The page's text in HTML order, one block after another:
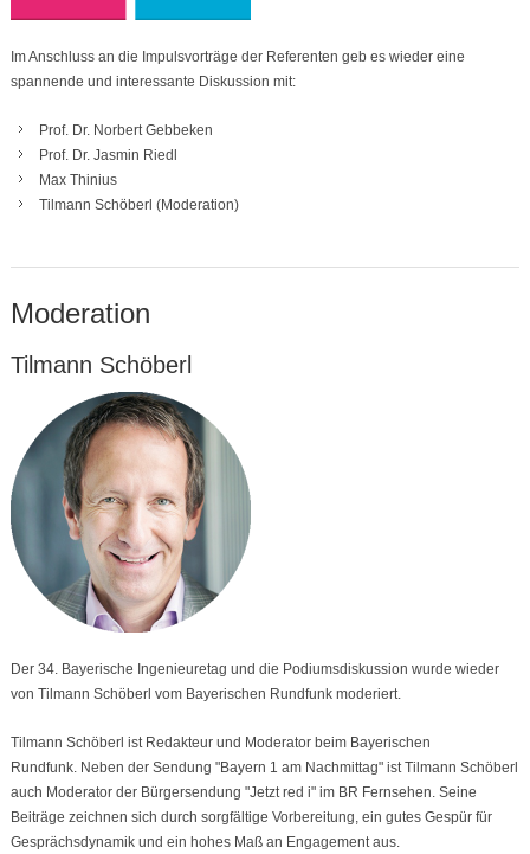
Im Anschluss an die Impulsvorträge der Referenten geb es wieder eine
spannende und interessante Diskussion mit:
Prof. Dr. Norbert Gebbeken
Prof. Dr. Jasmin Riedl
Max Thinius
Tilmann Schöberl (Moderation)
Moderation
Tilmann Schöberl
Der 34. Bayerische Ingenieuretag und die Podiumsdiskussion wurde wieder
von Tilmann Schöberl vom Bayerischen Rundfunk moderiert.
Tilmann Schöberl ist Redakteur und Moderator beim Bayerischen
Rundfunk. Neben der Sendung "Bayern 1 am Nachmittag" ist Tilmann Schöberl
auch Moderator der Bürgersendung "Jetzt red i" im BR Fernsehen. Seine
Beiträge zeichnen sich durch sorgfältige Vorbereitung, ein gutes Gespür für
Gesprächsdynamik und ein hohes Maß an Engagement aus.